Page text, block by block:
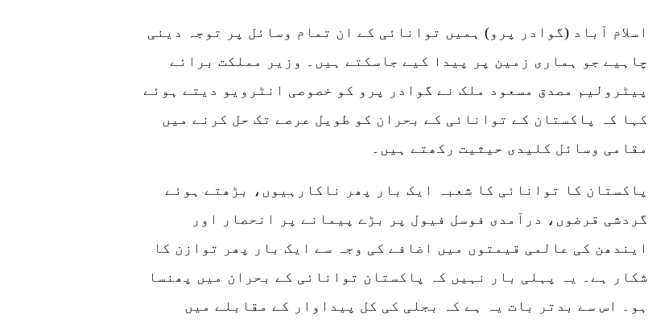
اسلام آباد (گوادر پرو) ہمیں توانائی کے ان تمام وسائل پر توجہ دینی
چاہیے جو ہماری زمین پر پیدا کیے جاسکتے ہیں۔ وزیر مملکت برائے
پیٹرولیم مصدق مسعود ملک نے گوادر پرو کو خصوصی انٹرویو دیتے ہوئے
کہا کہ پاکستان کے توانائی کے بحران کو طویل عرصے تک حل کرنے میں
مقامی وسائل کلیدی حیثیت رکھتے ہیں۔
پاکستان کا توانائی کا شعبہ ایک بار پھر ناکارہیوں، بڑھتے ہوئے
گردشی قرضوں، درآمدی فوسل فیول پر بڑے پیمانے پر انحصار اور
ایندھن کی عالمی قیمتوں میں اضافے کی وجہ سے ایک بار پھر توازن کا
شکار ہے۔ یہ پہلی بار نہیں کہ پاکستان توانائی کے بحران میں پھنسا
ہو۔ اس سے بدتر بات یہ ہے کہ بجلی کی کل پیداوار کے مقابلے میں